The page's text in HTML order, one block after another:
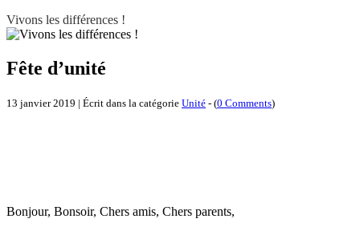
Vivons les différences !
Fête d’unité
13 janvier 2019 | Écrit dans la catégorie Unité - (0 Comments)
Bonjour, Bonsoir, Chers amis, Chers parents,